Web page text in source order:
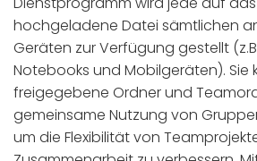
hochgeladene Datei sämtlichen
Geräten zur Verfügung gestellt
Notebooks und Mobilgeräten). Sie
freigegebene Ordner und
gemeinsame Nutzung von
um die Flexibilität von